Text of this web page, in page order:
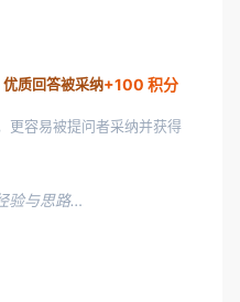
优质回答被采纳+100 积分
更容易被提问者采纳并获得
验与思路…